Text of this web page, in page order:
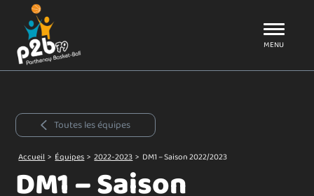
P2B79
MENU
Toutes les équipes
Accueil > Équipes > 2022-2023 > DM1 – Saison 2022/2023
DM1 – Saison